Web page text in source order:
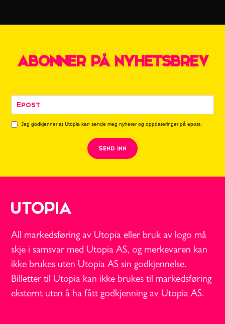
ABONNER PÅ NYHETSBREV
Jeg godkjenner at Utopia kan sende meg nyheter og oppdateringer på epost.
All markedsføring av Utopia eller bruk av logo må
skje i samsvar med Utopia AS, og merkevaren kan
ikke brukes uten Utopia AS sin godkjennelse.
Billetter til Utopia kan ikke brukes til markedsføring
eksternt uten å ha fått godkjenning av Utopia AS.